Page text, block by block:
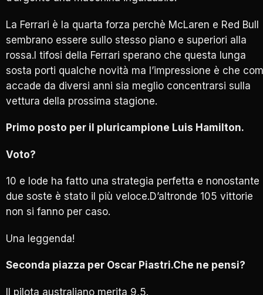
La Ferrari è la quarta forza perchè McLaren e Red Bull
sembrano essere sullo stesso piano e superiori alla
rossa.I tifosi della Ferrari sperano che questa lunga
sosta porti qualche novità ma l’impressione è che
accade da diversi anni sia meglio concentrarsi sulla
vettura della prossima stagione.
Primo posto per il pluricampione Luis Hamilton.
Voto?
10 e lode ha fatto una strategia perfetta e nonostante
due soste è stato il più veloce.D’altronde 105 vittorie
non si fanno per caso.
Una leggenda!
Seconda piazza per Oscar Piastri.Che ne pensi?
Il pilota australiano merita 9,5.